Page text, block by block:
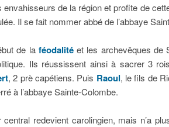
de la région et profite de
Il se fait nommer abbé de l’abbaye
de la féodalitéet les archevêques de
Ils réussissent ainsi à sacrer 3
, 2 prè capétiens. Puis Raoul, le fils de
à l’abbaye Sainte-Colombe.
central redevient carolingien, mais n’a